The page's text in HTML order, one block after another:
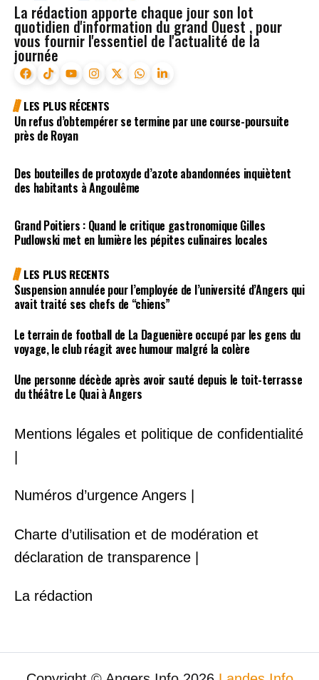
La rédaction apporte chaque jour son lot
quotidien d'information du grand Ouest , pour
vous fournir l'essentiel de l'actualité de la
journée
LES PLUS RÉCENTS
Un refus d’obtempérer se termine par une course-poursuite
près de Royan
Des bouteilles de protoxyde d’azote abandonnées inquiètent
des habitants à Angoulême
Grand Poitiers : Quand le critique gastronomique Gilles
Pudlowski met en lumière les pépites culinaires locales
LES PLUS RECENTS
Suspension annulée pour l’employée de l’université d’Angers qui
avait traité ses chefs de “chiens”
Le terrain de football de La Daguenière occupé par les gens du
voyage, le club réagit avec humour malgré la colère
Une personne décède après avoir sauté depuis le toit-terrasse
du théâtre Le Quai à Angers
Mentions légales et politique de confidentialité
|
Numéros d’urgence Angers |
Charte d’utilisation et de modération et
déclaration de transparence |
La rédaction